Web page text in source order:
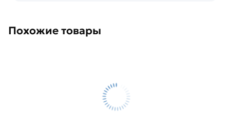
Похожие товары